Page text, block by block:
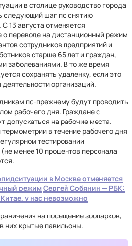
в столице руководство города
следующий шаг по снятию
13 августа отменяется
о переводе на дистанционный режим
сотрудников предприятий и
старше 65 лет и граждан,
заболеваниями. В то же время
сохранять удаленку, если это
организаций.
по-прежнему будут проводить
рабочего дня. Граждане с
допускаться на рабочие места.
в течение рабочего дня
тестировании
менее 10 процентов персонала
в Москве отменяется
режим Сергей Собянин — РБК:
у нас невозможно
на посещение зоопарков,
них крытые павильоны.